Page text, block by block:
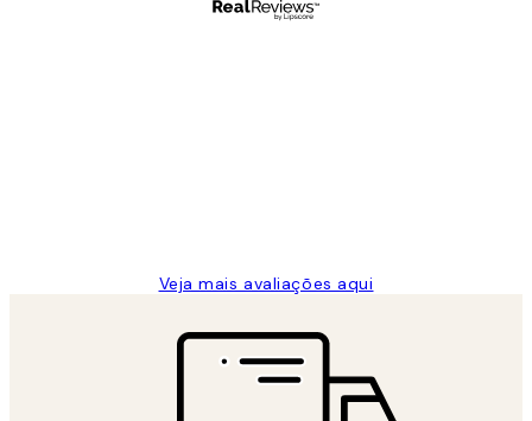
Veja mais avaliações aqui